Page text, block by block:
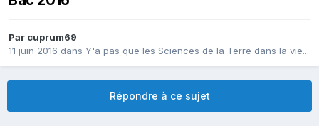
Par cuprum69
11 juin 2016 dans Y'a pas que les Sciences de la Terre dans la vie...
Répondre à ce sujet